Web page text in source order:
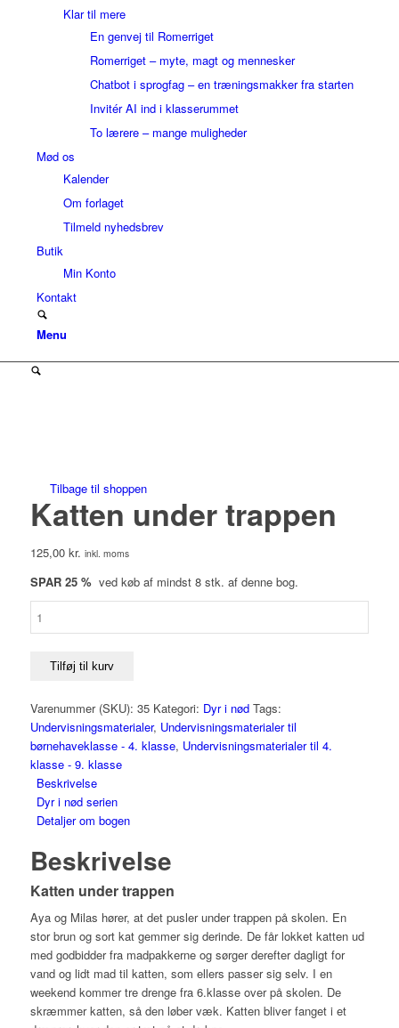
Klar til mere
En genvej til Romerriget
Romerriget – myte, magt og mennesker
Chatbot i sprogfag – en træningsmakker fra starten
Invitér AI ind i klasserummet
To lærere – mange muligheder
Mød os
Kalender
Om forlaget
Tilmeld nyhedsbrev
Butik
Min Konto
Kontakt
Menu
Tilbage til shoppen
Katten under trappen
125,00 kr. inkl. moms
SPAR 25 %ved køb af mindst 8 stk. af denne bog.
antalTilføj til kurv
Varenummer (SKU): 35 Kategori: Dyr i nød Tags:
Undervisningsmaterialer, Undervisningsmaterialer til
børnehaveklasse - 4. klasse, Undervisningsmaterialer til 4.
klasse - 9. klasse
Beskrivelse
Dyr i nød serien
Detaljer om bogen
Beskrivelse
Katten under trappen
Aya og Milas hører, at det pusler under trappen på skolen. En
stor brun og sort kat gemmer sig derinde. De får lokket katten ud
med godbidder fra madpakkerne og sørger derefter dagligt for
vand og lidt mad til katten, som ellers passer sig selv. I en
weekend kommer tre drenge fra 6.klasse over på skolen. De
skræmmer katten, så den løber væk. Katten bliver fanget i et